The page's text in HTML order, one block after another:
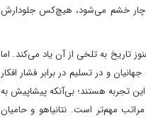
دچار خشم می‌شود، هیچ‌کس جلودارش
تاریخ به تلخی از آن یاد می‌کند. اما
از پیش نمی‌برد. از این رو دیری نپایید که در سال 1973 و مقابل تعجب جهانیان و در تسلیم در برابر فشار افکار
تجربه هستند؛ بی‌آنکه پیشاپیش به
مهم‌تر است. نتانیاهو و حامیان